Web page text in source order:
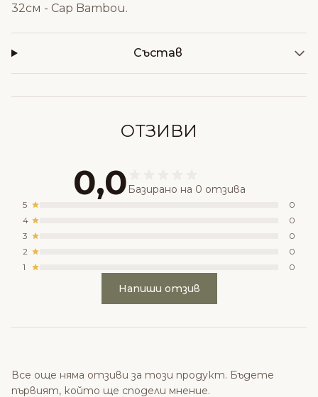
32см - Cap Bambou.
Състав
ОТЗИВИ
0,0 Базирано на 0 отзива
5
0
4
0
3
0
2
0
1
0
Напиши отзив
Все още няма отзиви за този продукт. Бъдете
първият, който ще сподели мнение.